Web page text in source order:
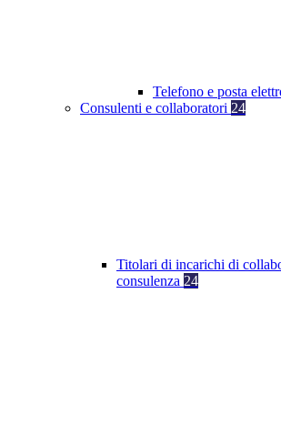
Telefono e posta
Consulenti e collaboratori 24
Titolari di incarichi di
consulenza 24